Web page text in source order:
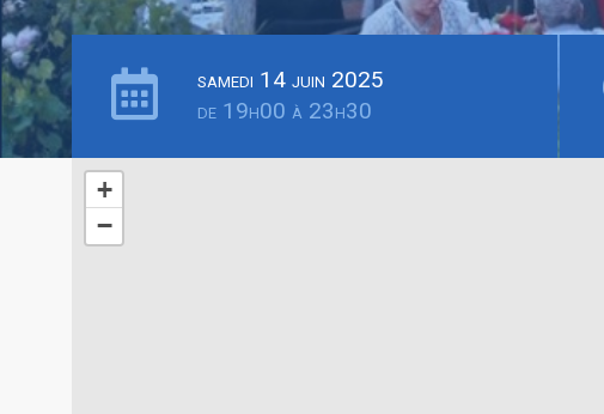
samedi 14 juin 2025
de 19h00 à 23h30
+
−